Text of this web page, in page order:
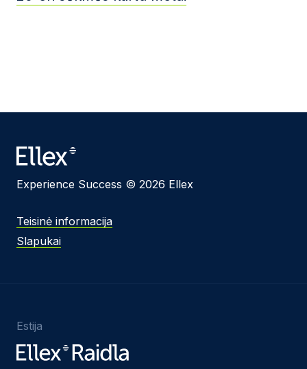
Experience Success © 2026 Ellex
Teisinė informacija
Slapukai
Estija